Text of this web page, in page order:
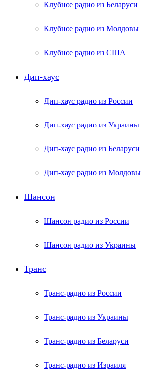
Клубное радио из Беларуси
Клубное радио из Молдовы
Клубное радио из США
Дип-хаус
Дип-хаус радио из России
Дип-хаус радио из Украины
Дип-хаус радио из Беларуси
Дип-хаус радио из Молдовы
Шансон
Шансон радио из России
Шансон радио из Украины
Транс
Транс-радио из России
Транс-радио из Украины
Транс-радио из Беларуси
Транс-радио из Израиля